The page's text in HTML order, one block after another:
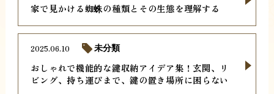
家で見かける蜘蛛の種類とその生態を理解する
おしゃれで機能的な鍵収納アイデア集！玄関、リ
ビング、持ち運びまで、鍵の置き場所に困らない
2025.06.10 未分類